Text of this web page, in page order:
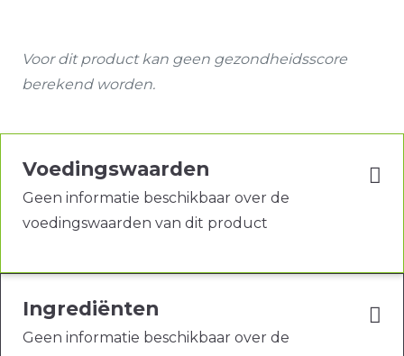
Voor dit product kan geen gezondheidsscore
berekend worden.
Voedingswaarden
Geen informatie beschikbaar over de
voedingswaarden van dit product
Ingrediënten
Geen informatie beschikbaar over de